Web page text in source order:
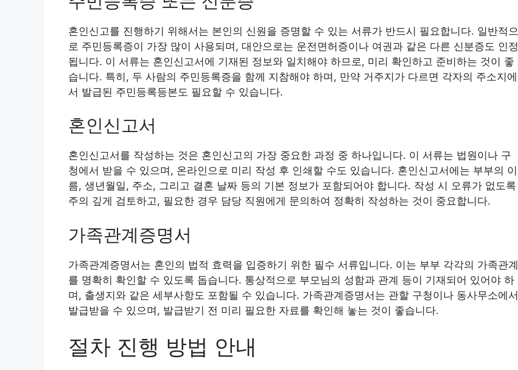
혼인신고를 진행하기 위해서는 본인의 신원을 증명할 수 있는 서류가 반드시 필요합니다. 일반적으
로 주민등록증이 가장 많이 사용되며, 대안으로는 운전면허증이나 여권과 같은 다른 신분증도 인정
됩니다. 이 서류는 혼인신고서에 기재된 정보와 일치해야 하므로, 미리 확인하고 준비하는 것이 좋
습니다. 특히, 두 사람의 주민등록증을 함께 지참해야 하며, 만약 거주지가 다르면 각자의 주소지에
서 발급된 주민등록등본도 필요할 수 있습니다.
혼인신고서
혼인신고서를 작성하는 것은 혼인신고의 가장 중요한 과정 중 하나입니다. 이 서류는 법원이나 구
청에서 받을 수 있으며, 온라인으로 미리 작성 후 인쇄할 수도 있습니다. 혼인신고서에는 부부의 이
름, 생년월일, 주소, 그리고 결혼 날짜 등의 기본 정보가 포함되어야 합니다. 작성 시 오류가 없도록
주의 깊게 검토하고, 필요한 경우 담당 직원에게 문의하여 정확히 작성하는 것이 중요합니다.
가족관계증명서
가족관계증명서는 혼인의 법적 효력을 입증하기 위한 필수 서류입니다. 이는 부부 각각의 가족관계
를 명확히 확인할 수 있도록 돕습니다. 통상적으로 부모님의 성함과 관계 등이 기재되어 있어야 하
며, 출생지와 같은 세부사항도 포함될 수 있습니다. 가족관계증명서는 관할 구청이나 동사무소에서
발급받을 수 있으며, 발급받기 전 미리 필요한 자료를 확인해 놓는 것이 좋습니다.
절차 진행 방법 안내